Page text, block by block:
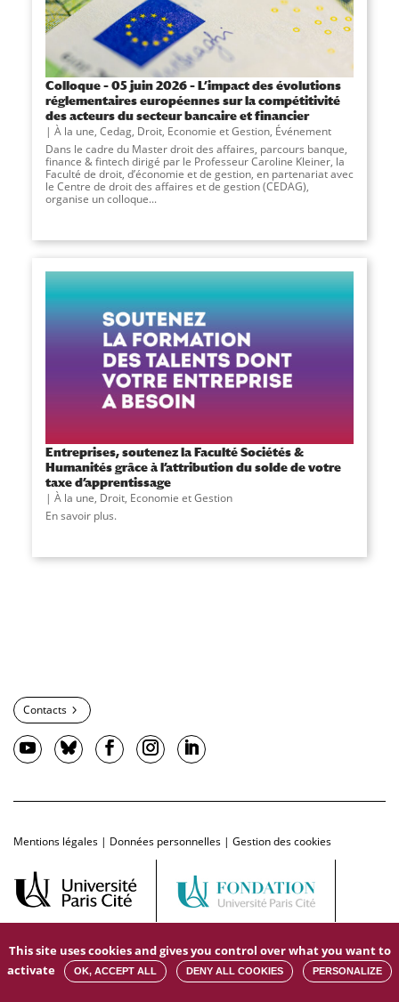
Colloque – 05 juin 2026 – L’impact des évolutions
réglementaires européennes sur la compétitivité
des acteurs du secteur bancaire et financier
À la une, Cedag, Droit, Economie et Gestion, Événement
Dans le cadre du Master droit des affaires, parcours banque,
finance & fintech dirigé par le Professeur Caroline Kleiner, la
Faculté de droit, d’économie et de gestion, en partenariat avec
le Centre de droit des affaires et de gestion (CEDAG),
organise un colloque...
Entreprises, soutenez la Faculté Sociétés &
Humanités grâce à l’attribution du solde de votre
taxe d’apprentissage
À la une, Droit, Economie et Gestion
En savoir plus.
Contacts
Mentions légales | Données personnelles | Gestion des cookies
This site uses cookies and gives you control over what you want to
activate
OK, ACCEPT ALL DENY ALL COOKIES PERSONALIZE